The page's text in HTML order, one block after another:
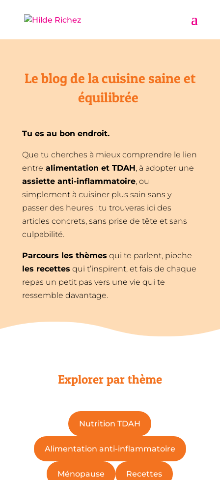
Le blog de la cuisine saine et
équilibrée
Tu es au bon endroit.
Que tu cherches à mieux comprendre le lien
entre alimentation et TDAH, à adopter une
assiette anti-inflammatoire, ou
simplement à cuisiner plus sain sans y
passer des heures : tu trouveras ici des
articles concrets, sans prise de tête et sans
culpabilité.
Parcours les thèmes qui te parlent, pioche
les recettes qui t’inspirent, et fais de chaque
repas un petit pas vers une vie qui te
ressemble davantage.
Explorer par thème
Nutrition TDAH
Alimentation anti-inflammatoire
Ménopause Recettes